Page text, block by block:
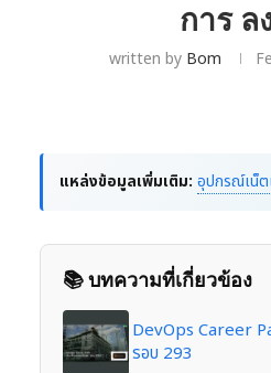
การ ล
written by Bom
แหล่งข้อมูลเพิ่มเติม: อุปกรณ์เน็ต
📚 บทความที่เกี่ยวข้อง
DevOps Career
รอบ 293